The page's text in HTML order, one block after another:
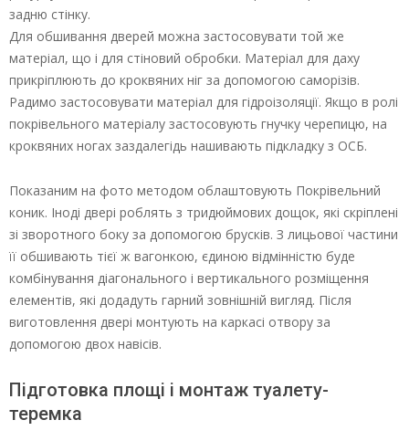
задню стінку.
Для обшивання дверей можна застосовувати той же
матеріал, що і для стіновий обробки. Матеріал для даху
прикріплюють до кроквяних ніг за допомогою саморізів.
Радимо застосовувати матеріал для гідроізоляції. Якщо в ролі
покрівельного матеріалу застосовують гнучку черепицю, на
кроквяних ногах заздалегідь нашивають підкладку з ОСБ.
Показаним на фото методом облаштовують Покрівельний
коник. Іноді двері роблять з тридюймових дощок, які скріплені
зі зворотного боку за допомогою брусків. З лицьової частини
її обшивають тієї ж вагонкою, єдиною відмінністю буде
комбінування діагонального і вертикального розміщення
елементів, які додадуть гарний зовнішній вигляд. Після
виготовлення двері монтують на каркасі отвору за
допомогою двох навісів.
Підготовка площі і монтаж туалету-
теремка